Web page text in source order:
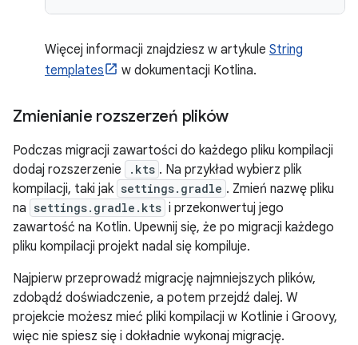
Więcej informacji znajdziesz w artykule String
templates
w dokumentacji Kotlina.
Zmienianie rozszerzeń plików
Podczas migracji zawartości do każdego pliku kompilacji
dodaj rozszerzenie
.kts . Na przykład wybierz plik
kompilacji, taki jak settings.gradle . Zmień nazwę pliku
na settings.gradle.kts i przekonwertuj jego
zawartość na Kotlin. Upewnij się, że po migracji każdego
pliku kompilacji projekt nadal się kompiluje.
Najpierw przeprowadź migrację najmniejszych plików,
zdobądź doświadczenie, a potem przejdź dalej. W
projekcie możesz mieć pliki kompilacji w Kotlinie i Groovy,
więc nie spiesz się i dokładnie wykonaj migrację.